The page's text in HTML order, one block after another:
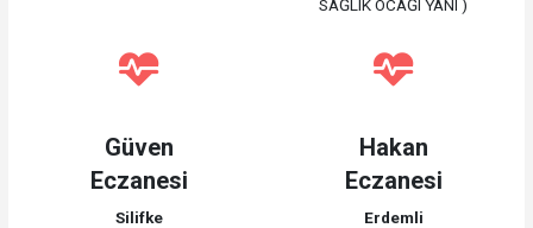
SAĞLIK OCAĞI YANI )
Güven
Eczanesi
Silifke
Hakan
Eczanesi
Erdemli